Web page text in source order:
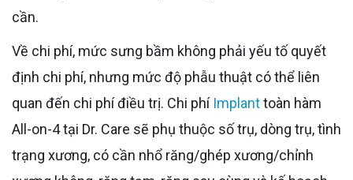
cần.
Về chi phí, mức sưng bầm không phải yếu tố quyết
định chi phí, nhưng mức độ phẫu thuật có thể liên
quan đến chi phí điều trị. Chi phí Implanttoàn hàm
All-on-4 tại Dr. Care sẽ phụ thuộc số trụ, dòng trụ, tình
trạng xương, có cần nhổ răng/ghép xương/chỉnh